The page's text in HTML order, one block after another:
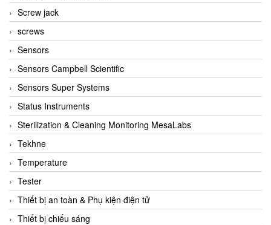
Burster
BUSCHJOST
Calectro
Campbell Scientific
Canneed Vietnam
Cantoni
CAPS
CAREL Parts
CCS
CD Automation
CEAG Sicherheitst
CEIA Vietnam
Screw jack
screws
Sensors
Sensors Campbell Scientific
Sensors Super Systems
Status Instruments
Sterilization & Cleaning Monitoring MesaLabs
Tekhne
Temperature
Tester
Thiết bị an toàn & Phụ kiện điện tử
Thiết bị chiếu sáng